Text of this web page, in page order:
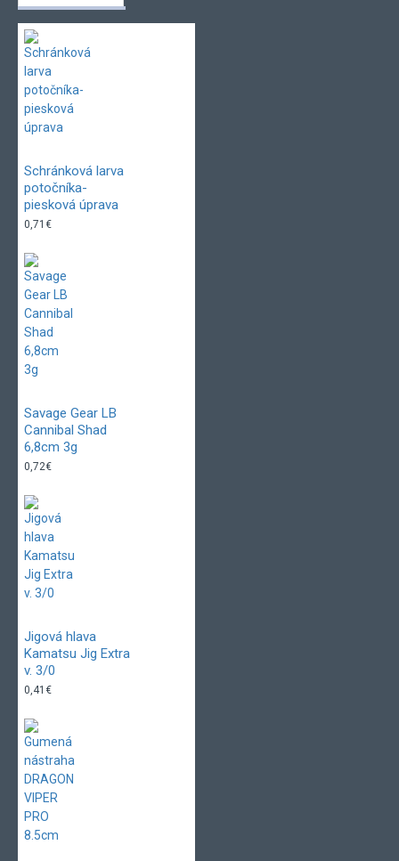
Schránková larva
potočníka-
piesková úprava
0,71€
Savage Gear LB
Cannibal Shad
6,8cm 3g
0,72€
Jigová hlava
Kamatsu Jig Extra
v. 3/0
0,41€